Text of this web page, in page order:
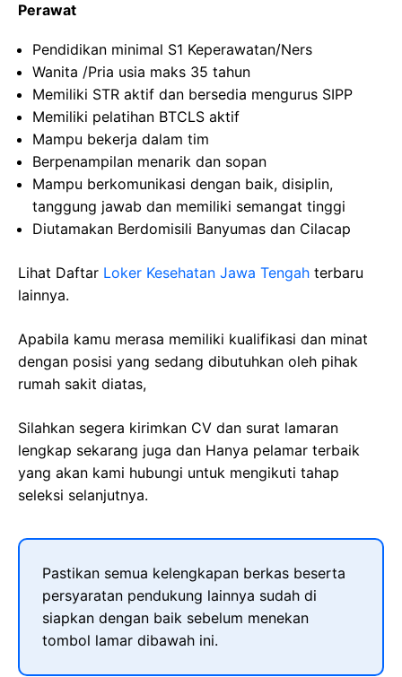
Perawat
Pendidikan minimal S1 Keperawatan/Ners
Wanita /Pria usia maks 35 tahun
Memiliki STR aktif dan bersedia mengurus SIPP
Memiliki pelatihan BTCLS aktif
Mampu bekerja dalam tim
Berpenampilan menarik dan sopan
Mampu berkomunikasi dengan baik, disiplin,
tanggung jawab dan memiliki semangat tinggi
Diutamakan Berdomisili Banyumas dan Cilacap
Lihat Daftar Loker Kesehatan Jawa Tengah terbaru
lainnya.
Apabila kamu merasa memiliki kualifikasi dan minat
dengan posisi yang sedang dibutuhkan oleh pihak
rumah sakit diatas,
Silahkan segera kirimkan CV dan surat lamaran
lengkap sekarang juga dan Hanya pelamar terbaik
yang akan kami hubungi untuk mengikuti tahap
seleksi selanjutnya.
Pastikan semua kelengkapan berkas beserta
persyaratan pendukung lainnya sudah di
siapkan dengan baik sebelum menekan
tombol lamar dibawah ini.